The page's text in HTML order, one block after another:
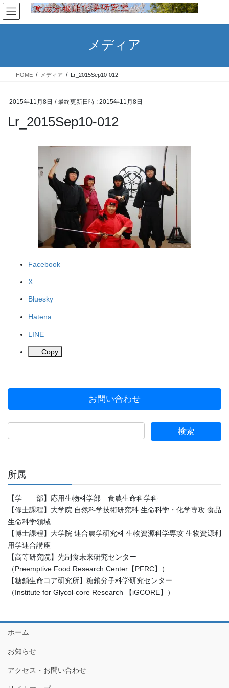
コ
ン
テ
ス
ナ
ビ
ゲ
ン
メディア
HOME メディア Lr_2015Sep10-012
2015年11月8日 / 最終更新日時 : 2015年11月8日
Lr_2015Sep10-012
Facebook
X
Bluesky
Hatena
LINE
Copy
お問い合わせ
所属
【学 部】応用生物科学部 食農生命科学科
【修士課程】大学院 自然科学技術研究科 生命科学・化学専攻 食品
生命科学領域
【博士課程】大学院 連合農学研究科 生物資源科学専攻 生物資源利
用学連合講座
【高等研究院】先制食未来研究センター
（Preemptive Food Research Center【PFRC】）
【糖鎖生命コア研究所】糖鎖分子科学研究センター
（Institute for Glycol-core Research 【iGCORE】）
ホーム
お知らせ
アクセス・お問い合わせ